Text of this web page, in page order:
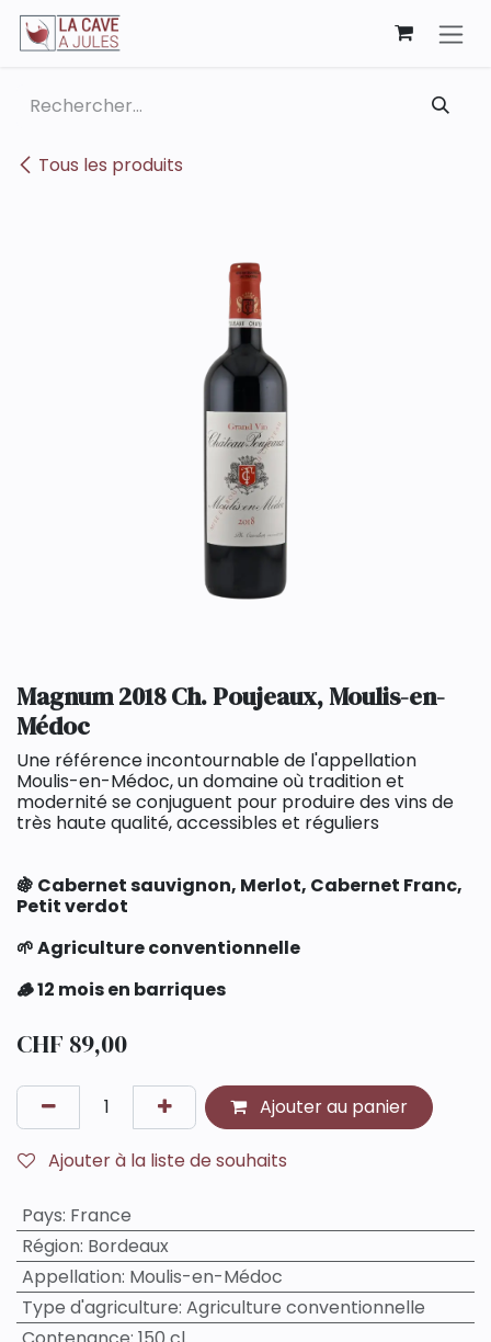
Se rendre au contenu
Tous les produits
Magnum 2018 Ch. Poujeaux, Moulis-en-
Médoc
Une référence incontournable de l'appellation
Moulis-en-Médoc, un domaine où tradition et
modernité se conjuguent pour produire des vins de
très haute qualité, accessibles et réguliers
🍇 Cabernet sauvignon, Merlot, Cabernet Franc,
Petit verdot
🌱 Agriculture conventionnelle
🪵 12 mois en barriques
CHF 89,00
Ajouter au panier
Ajouter à la liste de souhaits
Pays: France
Région: Bordeaux
Appellation: Moulis-en-Médoc
Type d'agriculture: Agriculture conventionnelle